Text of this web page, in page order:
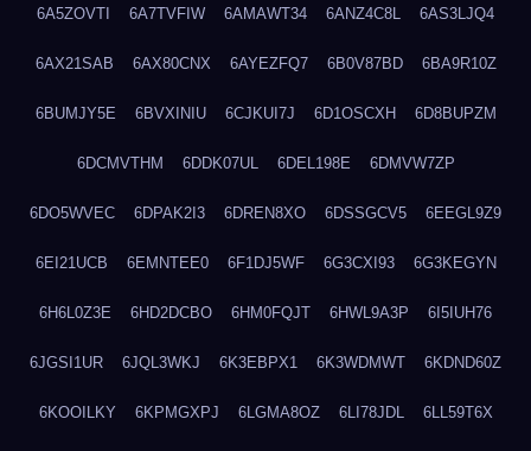
6A5ZOVTI 6A7TVFIW 6AMAWT34 6ANZ4C8L 6AS3LJQ4
6AX21SAB 6AX80CNX 6AYEZFQ7 6B0V87BD 6BA9R10Z
6BUMJY5E 6BVXINIU 6CJKUI7J 6D1OSCXH 6D8BUPZM
6DCMVTHM 6DDK07UL 6DEL198E 6DMVW7ZP
6DO5WVEC 6DPAK2I3 6DREN8XO 6DSSGCV5 6EEGL9Z9
6EI21UCB 6EMNTEE0 6F1DJ5WF 6G3CXI93 6G3KEGYN
6H6L0Z3E 6HD2DCBO 6HM0FQJT 6HWL9A3P 6I5IUH76
6JGSI1UR 6JQL3WKJ 6K3EBPX1 6K3WDMWT 6KDND60Z
6KOOILKY 6KPMGXPJ 6LGMA8OZ 6LI78JDL 6LL59T6X